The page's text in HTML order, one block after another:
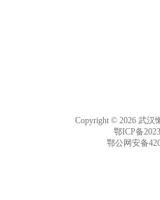
Copyright © 2026 武汉
鄂ICP备
鄂公网安备